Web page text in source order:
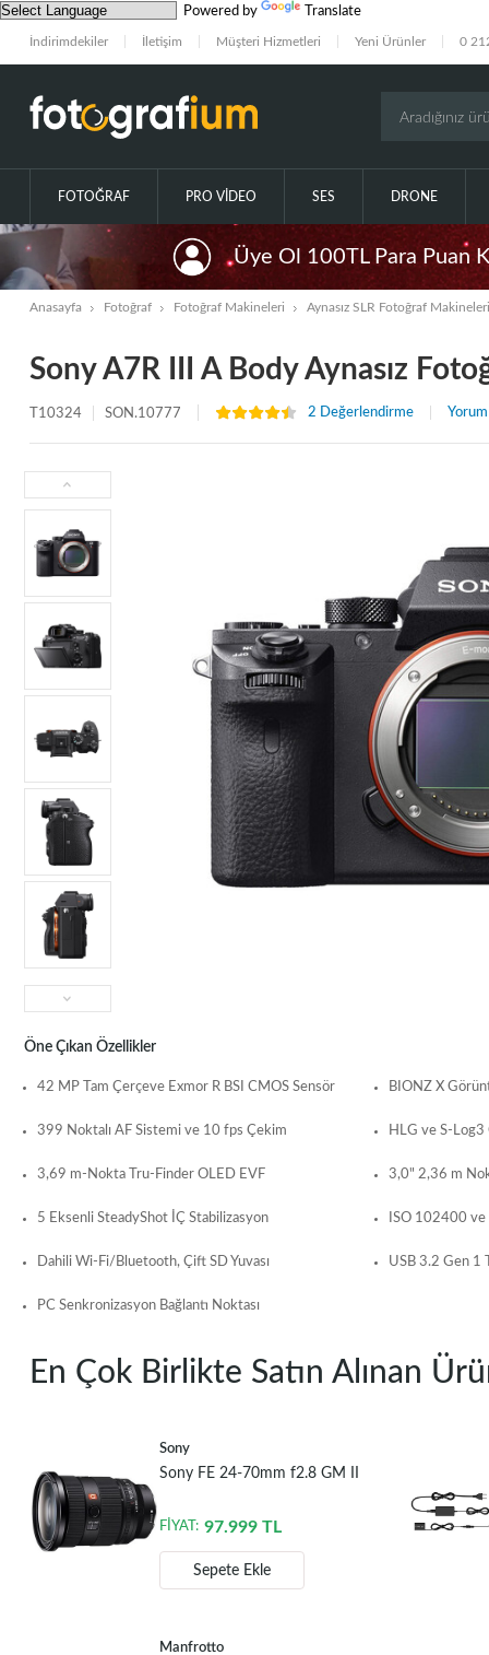
Powered by Translate
İndirimdekiler İletişim Müşteri Hizmetleri Yeni Ürünler 0
FOTOĞRAF PRO VIDEO SES DRONE
Üye Ol 100TL Para Puan
Anasayfa Fotoğraf Fotoğraf Makineleri Aynasız SLR Fotoğraf Makineleri
Sony A7R III A Body Aynasız
T10324 SON.10777 2 Değerlendirme Yorum
Öne Çıkan Özellikler
42 MP Tam Çerçeve Exmor R BSI CMOS Sensör BIONZ X
399 Noktalı AF Sistemi ve 10 fps Çekim HLG ve S-
3,69 m-Nokta Tru-Finder OLED EVF 3,0" 2,36 m
5 Eksenli SteadyShot İÇ Stabilizasyon ISO 102400 ve
Dahili Wi-Fi/Bluetooth, Çift SD Yuvası USB 3.2 Gen 1
PC Senkronizasyon Bağlantı Noktası
En Çok Birlikte Satın Alınan
Sony
Sony FE 24-70mm f2.8 GM II
FİYAT: 97.999 TL
Sepete Ekle
Manfrotto